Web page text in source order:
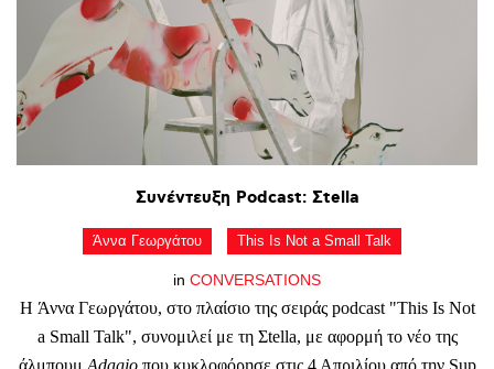
Συνέντευξη Podcast: Σtella
Άννα Γεωργάτου This Is Not a Small Talk
in CONVERSATIONS
Η Άννα Γεωργάτου, στο πλαίσιο της σειράς podcast "This Is Not
a Small Talk", συνομιλεί με τη Σtella, με αφορμή το νέο της